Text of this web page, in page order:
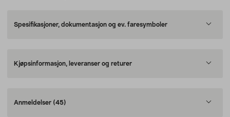
Spesifikasjoner, dokumentasjon og ev. faresymboler
Kjøpsinformasjon, leveranser og returer
Anmeldelser (45)